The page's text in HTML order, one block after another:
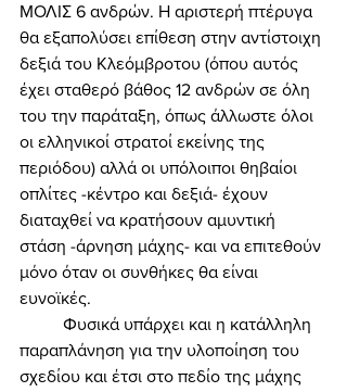
ΜΟΛΙΣ 6 ανδρών. Η αριστερή πτέρυγα
θα εξαπολύσει επίθεση στην αντίστοιχη
δεξιά του Κλεόμβροτου (όπου αυτός
έχει σταθερό βάθος 12 ανδρών σε όλη
του την παράταξη, όπως άλλωστε όλοι
οι ελληνικοί στρατοί εκείνης της
περιόδου) αλλά οι υπόλοιποι θηβαίοι
οπλίτες -κέντρο και δεξιά- έχουν
διαταχθεί να κρατήσουν αμυντική
στάση -άρνηση μάχης- και να επιτεθούν
μόνο όταν οι συνθήκες θα είναι
ευνοϊκές.
παραπλάνηση για την υλοποίηση του
σχεδίου και έτσι στο πεδίο της μάχης